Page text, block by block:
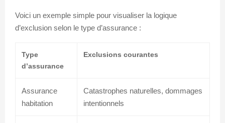
Voici un exemple simple pour visualiser la logique
d’exclusion selon le type d’assurance :
Type
d’assurance
Exclusions courantes
Assurance
habitation
Catastrophes naturelles, dommages
intentionnels